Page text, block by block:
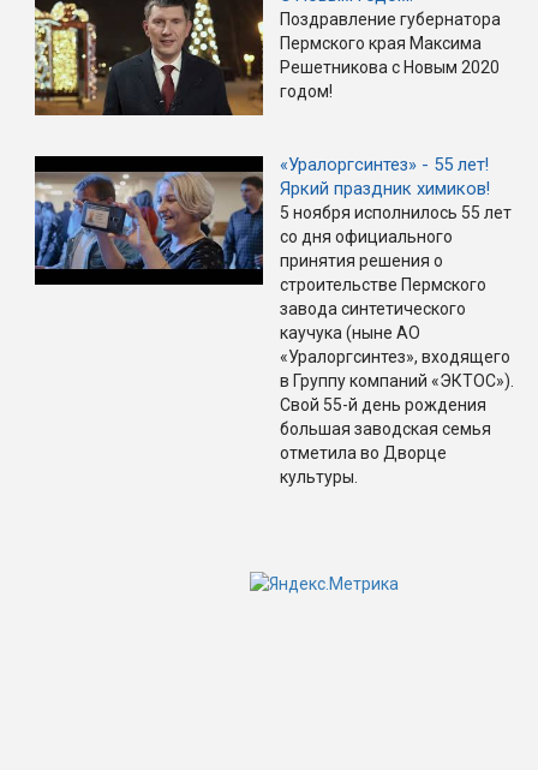
Поздравление губернатора
Пермского края Максима
Решетникова с Новым 2020
годом!
«Уралоргсинтез» - 55 лет!
Яркий праздник химиков!
5 ноября исполнилось 55 лет
со дня официального
принятия решения о
строительстве Пермского
завода синтетического
каучука (ныне АО
«Уралоргсинтез», входящего
в Группу компаний «ЭКТОС»).
Свой 55-й день рождения
большая заводская семья
отметила во Дворце
культуры.